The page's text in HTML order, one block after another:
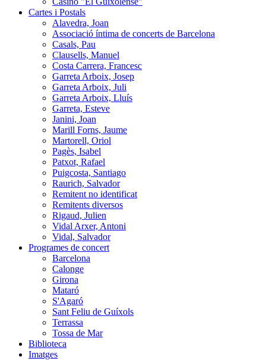
Cartes i Postals
Alavedra, Joan
Associació íntima de concerts de Barcelona
Casals, Pau
Clausells, Manuel
Costa Carrera, Francesc
Garreta Arboix, Josep
Garreta Arboix, Juli
Garreta Arboix, Lluís
Garreta, Esteve
Janini, Joan
Marill Forns, Jaume
Martorell, Oriol
Pagès, Isabel
Patxot, Rafael
Puigcosta, Santiago
Raurich, Salvador
Remitent no identificat
Remitents diversos
Rigaud, Julien
Vidal Arxer, Antoni
Vidal, Salvador
Programes de concert
Barcelona
Calonge
Girona
Mataró
S'Agaró
Sant Feliu de Guíxols
Terrassa
Tossa de Mar
Biblioteca
Imatges